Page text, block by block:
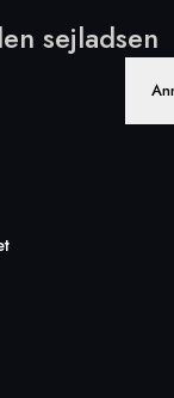
sejladsen